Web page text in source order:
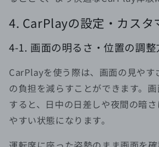
4. CarPlayの設定・カスタ
4-1. 画面の明るさ・位置の調整
CarPlayを使う際は、画面の見やす
の負担を減らすことができます。
すると、日中の日差しや夜間の暗
やすい状態になります。